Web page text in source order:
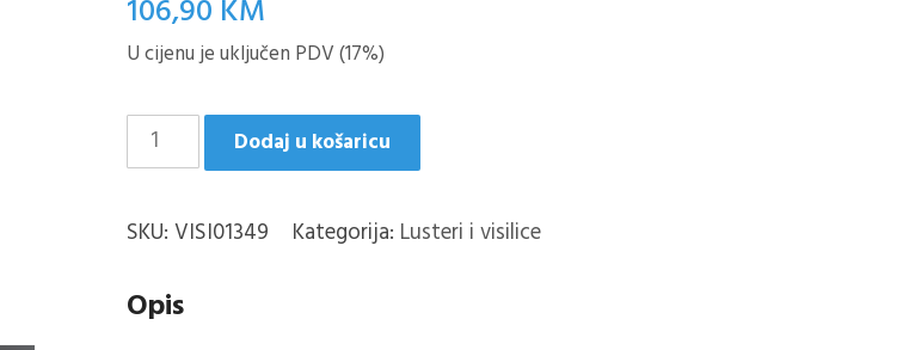
106,90 KM
U cijenu je uključen PDV (17%)
Aldo
amber
Dodaj u košaricu
SKU:VISI01349 Kategorija: Lusteri i visilice
Opis